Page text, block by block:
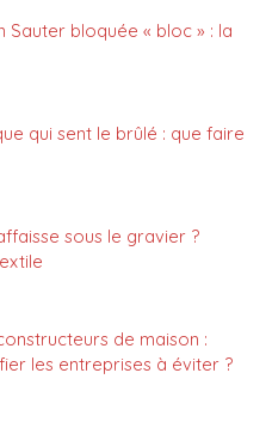
Sauter bloquée « bloc » : la
qui sent le brûlé : que faire
sous le gravier ?
de maison :
les entreprises à éviter ?